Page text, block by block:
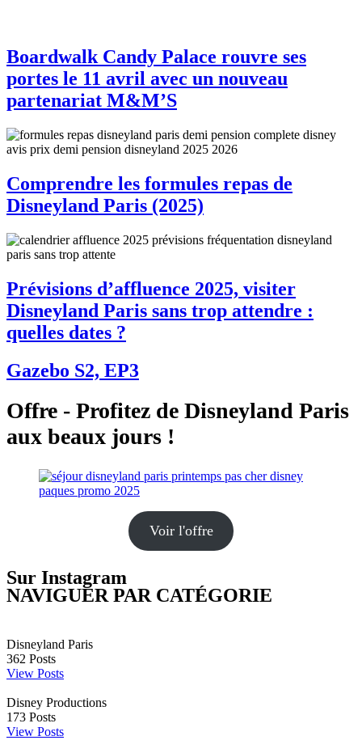
Boardwalk Candy Palace rouvre ses
portes le 11 avril avec un nouveau
partenariat M&M’S
Comprendre les formules repas de
Disneyland Paris (2025)
Prévisions d’affluence 2025, visiter
Disneyland Paris sans trop attendre :
quelles dates ?
Gazebo S2, EP3
Offre - Profitez de Disneyland Paris
aux beaux jours !
Voir l'offre
Sur Instagram
NAVIGUER PAR CATÉGORIE
Disneyland Paris
362 Posts
View Posts
Disney Productions
173 Posts
View Posts